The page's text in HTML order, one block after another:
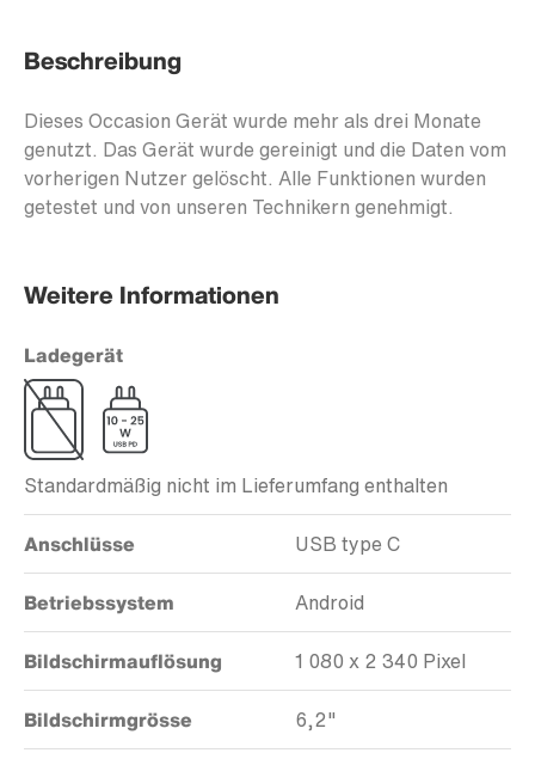
Beschreibung
Dieses Occasion Gerät wurde mehr als drei Monate
genutzt. Das Gerät wurde gereinigt und die Daten vom
vorherigen Nutzer gelöscht. Alle Funktionen wurden
getestet und von unseren Technikern genehmigt.
Weitere Informationen
Ladegerät
Standardmäßig nicht im Lieferumfang enthalten
Anschlüsse USB type C
Betriebssystem Android
Bildschirmauflösung 1 080 x 2 340 Pixel
Bildschirmgrösse 6,2"